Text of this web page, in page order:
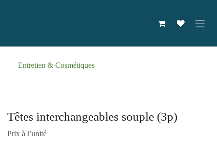
Entretien & Cosmétiques
Têtes interchangeables souple (3p)
Prix à l’unité